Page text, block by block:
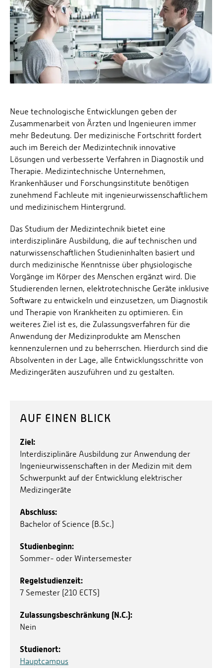
Neue technologische Entwicklungen geben der
Zusammenarbeit von Ärzten und Ingenieuren immer
mehr Bedeutung. Der medizinische Fortschritt fordert
auch im Bereich der Medizintechnik innovative
Lösungen und verbesserte Verfahren in Diagnostik und
Therapie. Medizintechnische Unternehmen,
Krankenhäuser und Forschungsinstitute benötigen
zunehmend Fachleute mit ingenieurwissenschaftlichem
und medizinischem Hintergrund.
Das Studium der Medizintechnik bietet eine
interdisziplinäre Ausbildung, die auf technischen und
naturwissenschaftlichen Studieninhalten basiert und
durch medizinische Kenntnisse über physiologische
Vorgänge im Körper des Menschen ergänzt wird. Die
Studierenden lernen, elektrotechnische Geräte inklusive
Software zu entwickeln und einzusetzen, um Diagnostik
und Therapie von Krankheiten zu optimieren. Ein
weiteres Ziel ist es, die Zulassungsverfahren für die
Anwendung der Medizinprodukte am Menschen
kennenzulernen und zu beherrschen. Hierdurch sind die
Absolventen in der Lage, alle Entwicklungsschritte von
Medizingeräten auszuführen und zu gestalten.
AUF EINEN BLICK
Ziel:
Interdisziplinäre Ausbildung zur Anwendung der
Ingenieurwissenschaften in der Medizin mit dem
Schwerpunkt auf der Entwicklung elektrischer
Medizingeräte
Abschluss:
Bachelor of Science (B.Sc.)
Studienbeginn:
Sommer- oder Wintersemester
Regelstudienzeit:
7 Semester (210 ECTS)
Zulassungsbeschränkung (N.C.):
Nein
Studienort:
Hauptcampus